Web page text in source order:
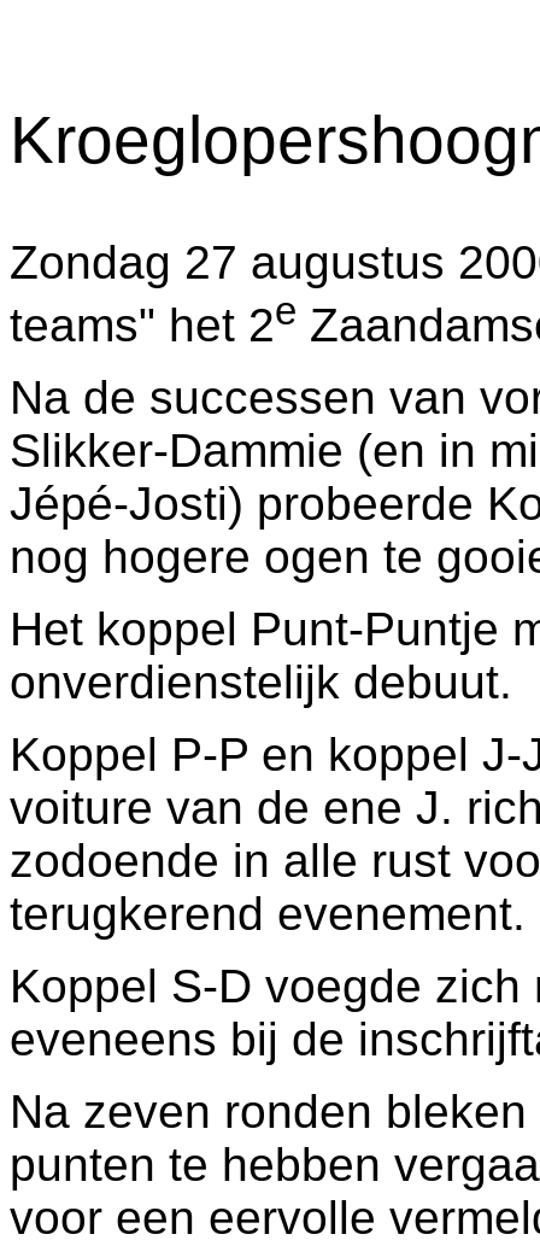
Zondag 27 augustus
teams" het 2e
Na de successen van
Slikker-Dammie (en in
Jépé-Josti) probeerde
nog hogere ogen te
Het koppel Punt-Puntje
onverdienstelijk debuut.
Koppel P-P en koppel
voiture van de ene J.
zodoende in alle rust
terugkerend evenement.
Koppel S-D voegde
eveneens bij de
Na zeven ronden
punten te hebben
voor een eervolle